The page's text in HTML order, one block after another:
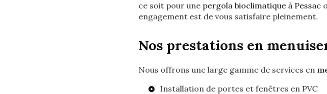
ce soit pour une pergola bioclimatique à Pessac
engagement est de vous satisfaire pleinement.
Nos prestations en
Nous offrons une large gamme de services en
Installation de portes et fenêtres en PVC